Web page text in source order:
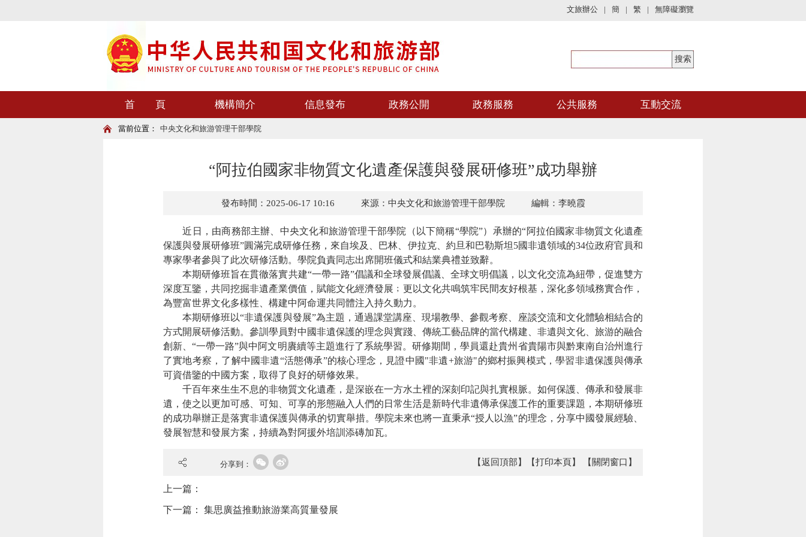
文旅辦公 | 簡 | 繁 | 無障礙瀏覽
首 頁 機構簡介 信息發布 政務公開 政務服務 公共服務 互動交流
當前位置： 中央文化和旅游管理干部學院
“阿拉伯國家非物質文化遺產保護與發展研修班”成功舉辦
發布時間：2025-06-17 10:16 來源：中央文化和旅游管理干部學院 編輯：李曉霞
近日，由商務部主辦、中央文化和旅游管理干部學院（以下簡稱“學院”）承辦的“阿拉伯國家非物質文化遺產
保護與發展研修班”圓滿完成研修任務，來自埃及、巴林、伊拉克、約旦和巴勒斯坦5國非遺領域的34位政府官員和
專家學者參與了此次研修活動。學院負責同志出席開班儀式和結業典禮並致辭。
本期研修班旨在貫徹落實共建“一帶一路”倡議和全球發展倡議、全球文明倡議，以文化交流為紐帶，促進雙方
深度互鑒，共同挖掘非遺產業價值，賦能文化經濟發展﹔更以文化共鳴筑牢民間友好根基，深化多領域務實合作，
為豐富世界文化多樣性、構建中阿命運共同體注入持久動力。
本期研修班以“非遺保護與發展”為主題，通過課堂講座、現場教學、參觀考察、座談交流和文化體驗相結合的
方式開展研修活動。參訓學員對中國非遺保護的理念與實踐、傳統工藝品牌的當代構建、非遺與文化、旅游的融合
創新、“一帶一路”與中阿文明賡續等主題進行了系統學習。研修期間，學員還赴貴州省貴陽市與黔東南自治州進行
了實地考察，了解中國非遺“活態傳承”的核心理念，見證中國"非遺+旅游"的鄉村振興模式，學習非遺保護與傳承
可資借鑒的中國方案，取得了良好的研修效果。
千百年來生生不息的非物質文化遺產，是深嵌在一方水土裡的深刻印記與扎實根脈。如何保護、傳承和發展非
遺，使之以更加可感、可知、可享的形態融入人們的日常生活是新時代非遺傳承保護工作的重要課題，本期研修班
的成功舉辦正是落實非遺保護與傳承的切實舉措。學院未來也將一直秉承“授人以漁”的理念，分享中國發展經驗、
發展智慧和發展方案，持續為對阿援外培訓添磚加瓦。
分享到： 【返回頂部】 【打印本頁】 【關閉窗口】
上一篇：
下一篇： 集思廣益推動旅游業高質量發展